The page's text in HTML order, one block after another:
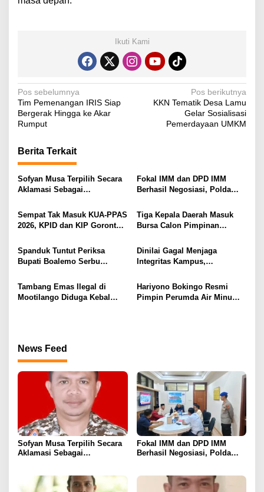
Ikuti Kami
N
a
v
i
g
a
s
i
p
o
s
Pos sebelumnya
Tim Pemenangan IRIS Siap
Bergerak Hingga ke Akar
Rumput
Pos berikutnya
KKN Tematik Desa Lamu
Gelar Sosialisasi
Pemerdayaan UMKM
Berita Terkait
Sofyan Musa Terpilih Secara
Aklamasi Sebagai
Kabupaten Boalemo Periode
2025–2029
Fokal IMM dan DPD IMM
Berhasil Negosiasi, Polda
Mahasiswa
Sempat Tak Masuk KUA-PPAS
2026, KPID dan KIP Gorontalo
Tiga Kepala Daerah Masuk
Bursa Calon Pimpinan
Spanduk Tuntut Periksa
Bupati Boalemo Serbu
Dugaan Fee Proyek Mencuat
ke Kejaksaan Agung
Dinilai Gagal Menjaga
Integritas Kampus,
UNG Copot WR3
Tambang Emas Ilegal di
Mootilango Diduga Kebal
Hariyono Bokingo Resmi
Pimpin Perumda Air Minum
News Feed
Sofyan Musa Terpilih Secara
Aklamasi Sebagai
2025–2029
Fokal IMM dan DPD IMM
Berhasil Negosiasi, Polda